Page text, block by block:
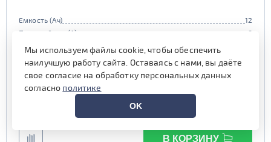
Емкость (Ач)
12
Пусковой ток (А)
0
Полярность
133x79x157 мм.
i Цена:
В КОРЗИНУ
Мы используем файлы cookie, чтобы обеспечить
наилучшую работу сайта. Оставаясь с нами, вы даёте
свое согласие на обработку персональных данных
согласно политике
OK